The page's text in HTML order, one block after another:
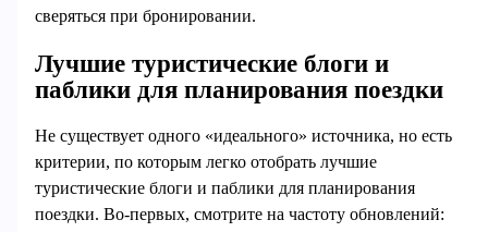
сверяться при бронировании.
Лучшие туристические блоги и
паблики для планирования поездки
Не существует одного «идеального» источника, но есть
критерии, по которым легко отобрать лучшие
туристические блоги и паблики для планирования
поездки. Во‑первых, смотрите на частоту обновлений: